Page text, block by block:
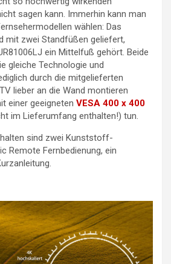
sagen kann. Immerhin kann man
wählen: Das
mit zwei Standfüßen geliefert,
ein Mittelfuß gehört. Beide
gleiche Technologie und
durch die mitgelieferten
lieber an die Wand montieren
einer geeigneten VESA 400 x 400
im Lieferumfang enthalten!) tun.
sind zwei Kunststoff-
Remote Fernbedienung, ein